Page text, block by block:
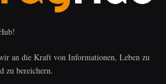
an die Kraft von Informationen, Leben zu
zu bereichern.